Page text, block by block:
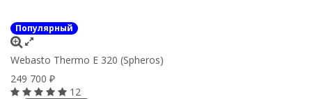
Популярный
Webasto Thermo E 320 (Spheros)
249 700 ₽
12